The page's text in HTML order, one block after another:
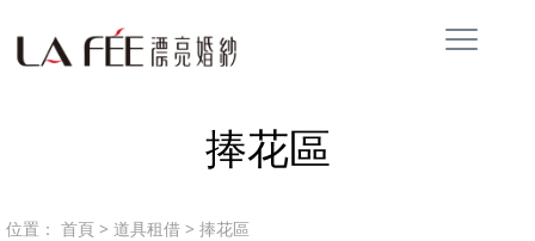
捧花區
位置： 首頁 > 道具租借 > 捧花區